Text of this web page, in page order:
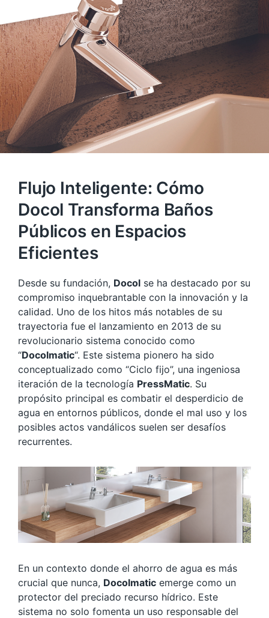
Flujo Inteligente: Cómo
Docol Transforma Baños
Públicos en Espacios
Eficientes
Desde su fundación, Docol se ha destacado por su
compromiso inquebrantable con la innovación y la
calidad. Uno de los hitos más notables de su
trayectoria fue el lanzamiento en 2013 de su
revolucionario sistema conocido como
“Docolmatic“. Este sistema pionero ha sido
conceptualizado como “Ciclo fijo”, una ingeniosa
iteración de la tecnología PressMatic. Su
propósito principal es combatir el desperdicio de
agua en entornos públicos, donde el mal uso y los
posibles actos vandálicos suelen ser desafíos
recurrentes.
En un contexto donde el ahorro de agua es más
crucial que nunca, Docolmatic emerge como un
protector del preciado recurso hídrico. Este
sistema no solo fomenta un uso responsable del